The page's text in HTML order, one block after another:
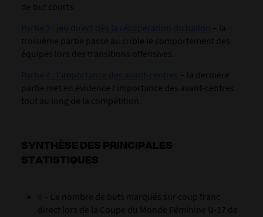
de but courts.
Partie 3 : jeu direct dès la récupération du ballon – la
troisième partie passe au crible le comportement des
équipes lors des transitions offensives.
Partie 4 : l'importance des avant-centres – la dernière
partie met en évidence l’importance des avant-centres
tout au long de la compétition.
SYNTHÈSE DES PRINCIPALES
STATISTIQUES
– Le nombre de buts marqués sur coup franc
direct lors de la Coupe du Monde Féminine U-17 de